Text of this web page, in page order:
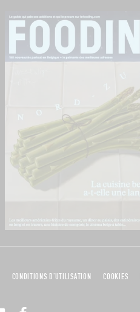
CONDITIONS D'UTILISATION COOKIES